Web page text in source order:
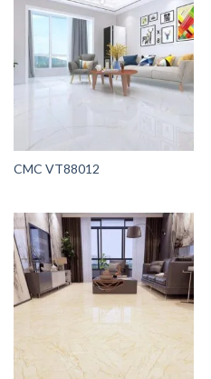
CMC VT88012